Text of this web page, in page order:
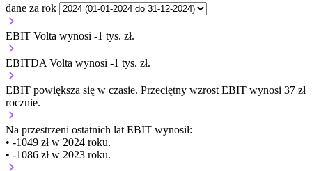
dane za rok
EBIT Volta wynosi -1 tys. zł.
EBITDA Volta wynosi -1 tys. zł.
EBIT powiększa się w czasie. Przeciętny wzrost EBIT wynosi 37 zł
rocznie.
Na przestrzeni ostatnich lat EBIT wynosił:
• -1049 zł w 2024 roku.
• -1086 zł w 2023 roku.